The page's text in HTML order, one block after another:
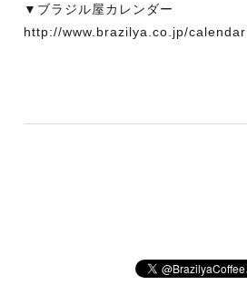
▼ブラジル屋カレンダー
http://www.brazilya.co.jp/calendar